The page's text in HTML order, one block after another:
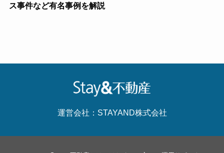
ス事件など有名事例を解説
運営会社：STAYAND株式会社